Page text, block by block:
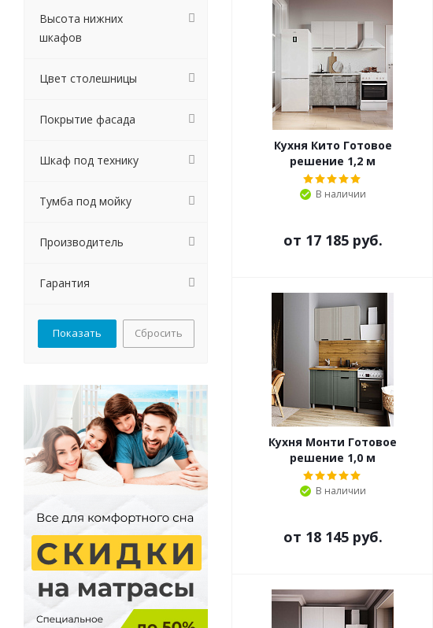
Кухня Кито Готовое
решение 1,2 м
В наличии
от 17 185 руб.
Кухня Монти Готовое
решение 1,0 м
В наличии
от 18 145 руб.
Высота нижних
шкафов
Цвет столешницы
Покрытие фасада
Шкаф под технику
Тумба под мойку
Производитель
Гарантия
Сбросить